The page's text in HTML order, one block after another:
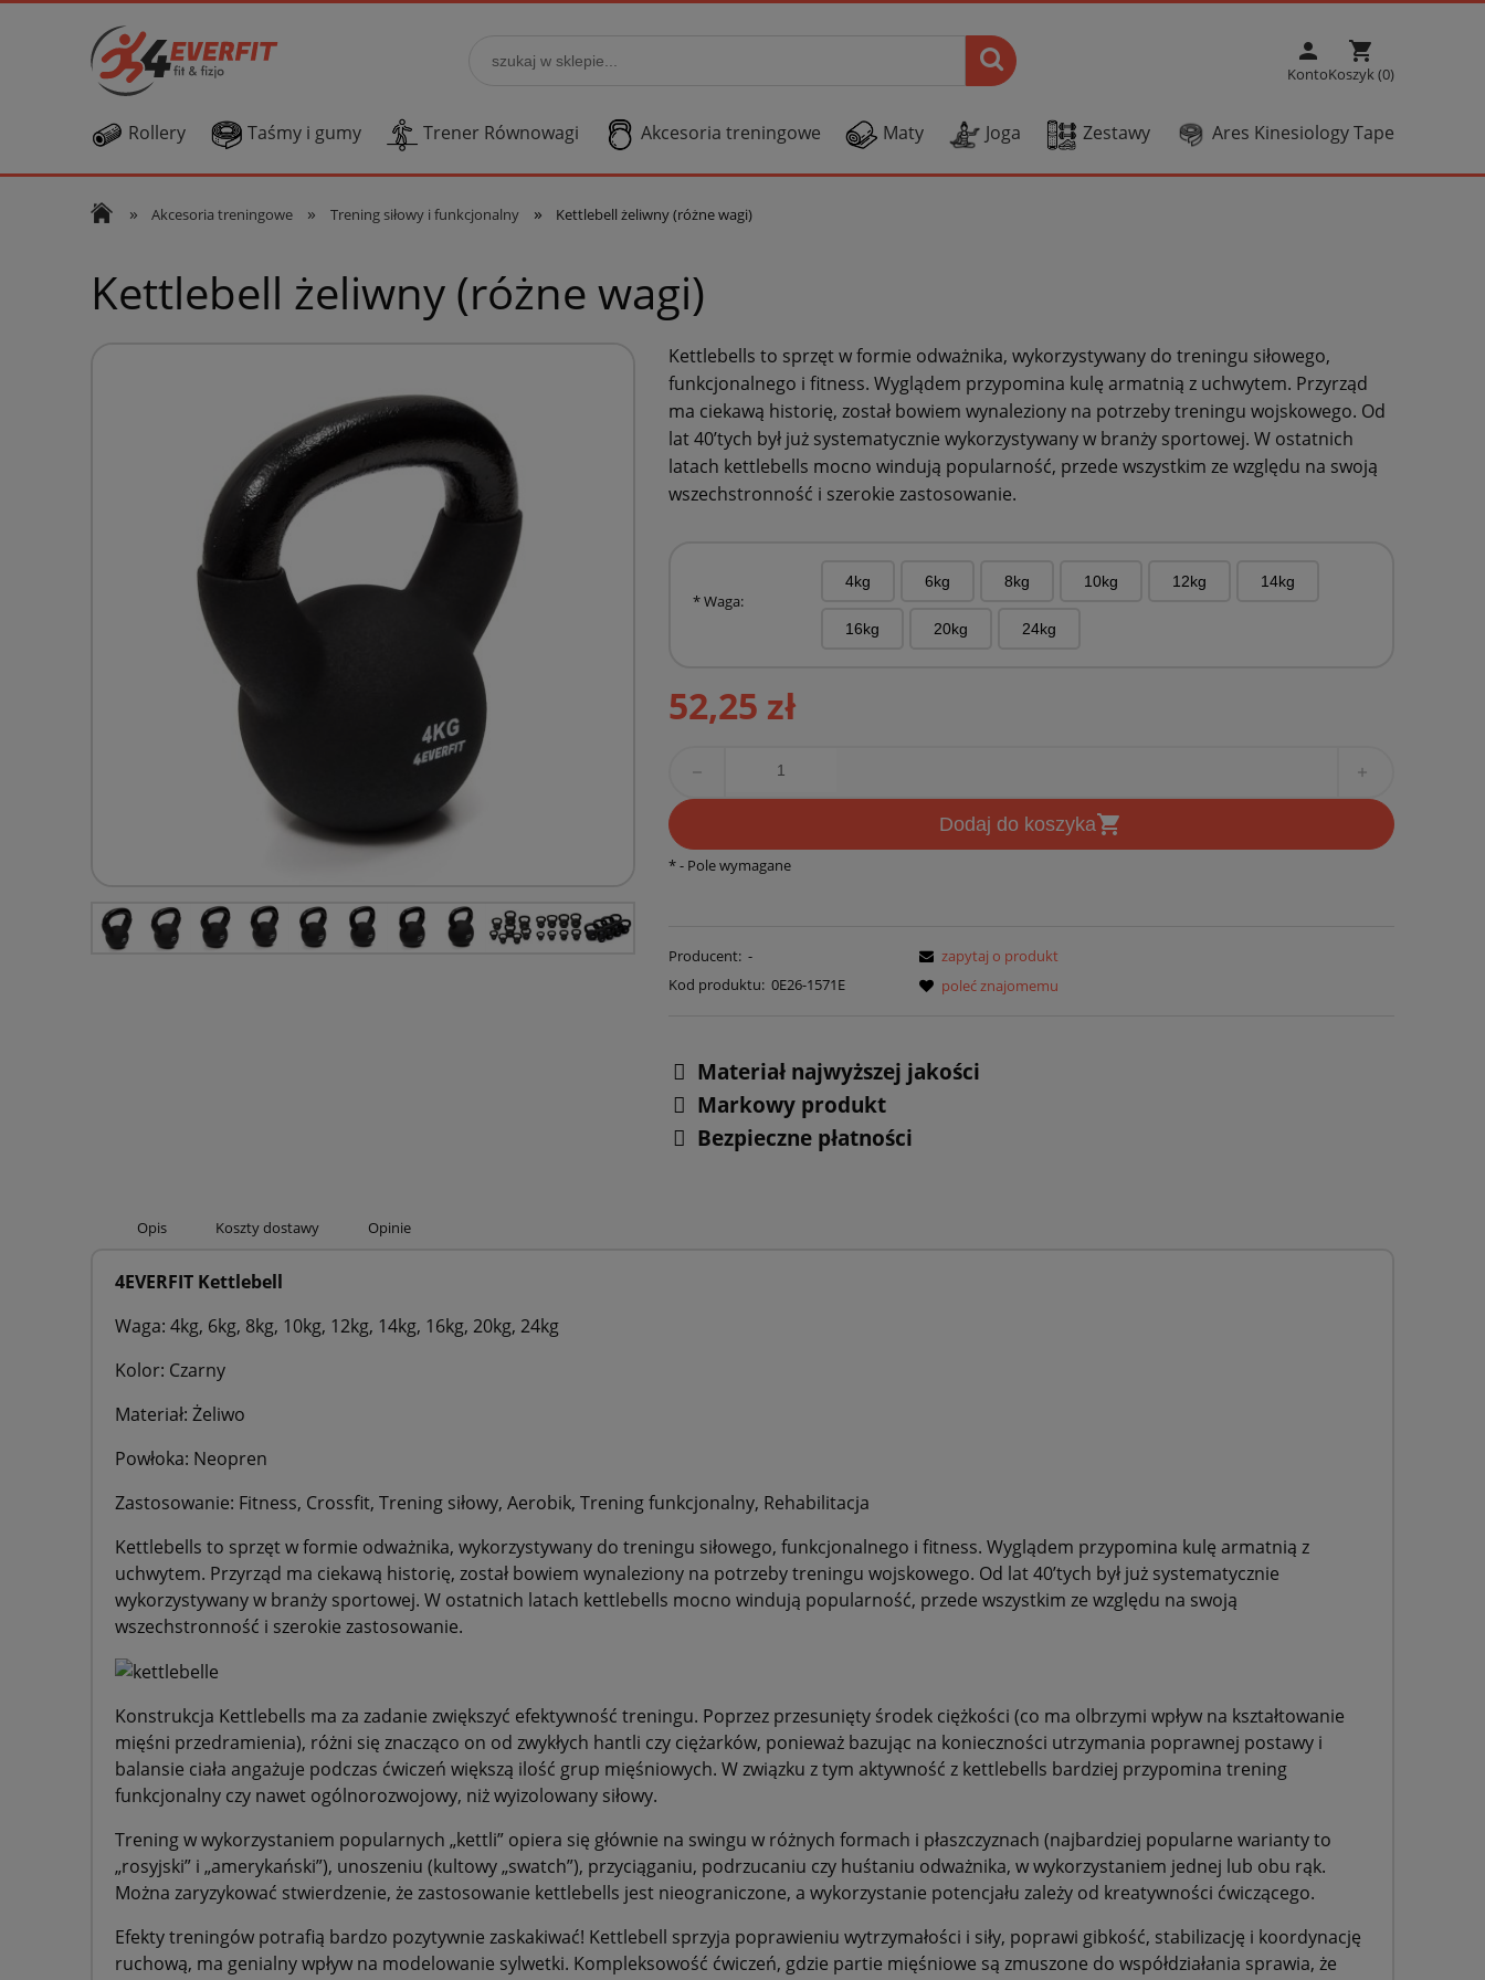
person
Konto
shopping_cart
Koszyk (0)
Rollery Taśmy i gumy Trener Równowagi Akcesoria treningowe Maty Joga Zestawy Ares Kinesiology Tape
» Akcesoria treningowe » Trening siłowy i funkcjonalny » Kettlebell żeliwny (różne wagi)
Kettlebell żeliwny (różne wagi)
Kettlebells to sprzęt w formie odważnika, wykorzystywany do treningu siłowego,
funkcjonalnego i fitness. Wyglądem przypomina kulę armatnią z uchwytem. Przyrząd
ma ciekawą historię, został bowiem wynaleziony na potrzeby treningu wojskowego. Od
lat 40’tych był już systematycznie wykorzystywany w branży sportowej. W ostatnich
latach kettlebells mocno windują popularność, przede wszystkim ze względu na swoją
wszechstronność i szerokie zastosowanie.
*Waga:
4kg 6kg 8kg 10kg 12kg 14kg
16kg 20kg 24kg
52,25 zł
remove add
Dodaj do koszykashopping_cart
*- Pole wymagane
Producent: -
Kod produktu: 0E26-1571E
zapytaj o produkt
poleć znajomemu
Materiał najwyższej jakości
Markowy produkt
Bezpieczne płatności
Opis Koszty dostawy Opinie
4EVERFIT Kettlebell
Waga: 4kg, 6kg, 8kg, 10kg, 12kg, 14kg, 16kg, 20kg, 24kg
Kolor: Czarny
Materiał: Żeliwo
Powłoka: Neopren
Zastosowanie: Fitness, Crossfit, Trening siłowy, Aerobik, Trening funkcjonalny, Rehabilitacja
Kettlebells to sprzęt w formie odważnika, wykorzystywany do treningu siłowego, funkcjonalnego i fitness. Wyglądem przypomina kulę armatnią z
uchwytem. Przyrząd ma ciekawą historię, został bowiem wynaleziony na potrzeby treningu wojskowego. Od lat 40’tych był już systematycznie
wykorzystywany w branży sportowej. W ostatnich latach kettlebells mocno windują popularność, przede wszystkim ze względu na swoją
wszechstronność i szerokie zastosowanie.
Konstrukcja Kettlebells ma za zadanie zwiększyć efektywność treningu. Poprzez przesunięty środek ciężkości (co ma olbrzymi wpływ na kształtowanie
mięśni przedramienia), różni się znacząco on od zwykłych hantli czy ciężarków, ponieważ bazując na konieczności utrzymania poprawnej postawy i
balansie ciała angażuje podczas ćwiczeń większą ilość grup mięśniowych. W związku z tym aktywność z kettlebells bardziej przypomina trening
funkcjonalny czy nawet ogólnorozwojowy, niż wyizolowany siłowy.
Trening w wykorzystaniem popularnych „kettli” opiera się głównie na swingu w różnych formach i płaszczyznach (najbardziej popularne warianty to
„rosyjski” i „amerykański”), unoszeniu (kultowy „swatch”), przyciąganiu, podrzucaniu czy huśtaniu odważnika, w wykorzystaniem jednej lub obu rąk.
Można zaryzykować stwierdzenie, że zastosowanie kettlebells jest nieograniczone, a wykorzystanie potencjału zależy od kreatywności ćwiczącego.
Efekty treningów potrafią bardzo pozytywnie zaskakiwać! Kettlebell sprzyja poprawieniu wytrzymałości i siły, poprawi gibkość, stabilizację i koordynację
ruchową, ma genialny wpływ na modelowanie sylwetki. Kompleksowość ćwiczeń, gdzie partie mięśniowe są zmuszone do współdziałania sprawia, że